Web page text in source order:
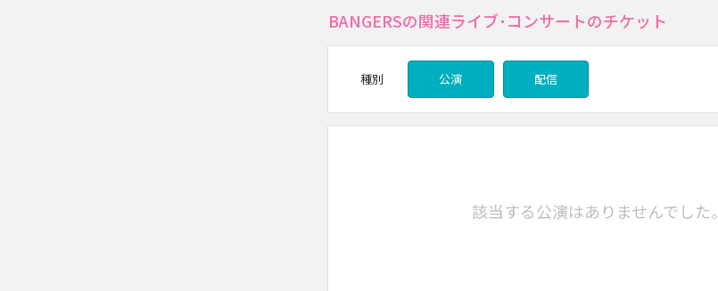
BANGERSの関連ライブ･コンサートのチケット
種別 公演 配信
該当する公演はありませんでした。